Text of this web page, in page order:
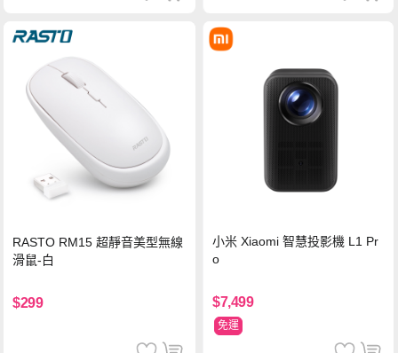
RASTO RM15 超靜音美型無線
滑鼠-白
$299
小米 Xiaomi 智慧投影機 L1 Pr
o
$7,499
免運